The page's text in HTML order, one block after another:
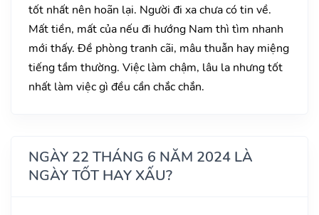
tốt nhất nên hoãn lại. Người đi xa chưa có tin về.
Mất tiền, mất của nếu đi hướng Nam thì tìm nhanh
mới thấy. Đề phòng tranh cãi, mâu thuẫn hay miệng
tiếng tầm thường. Việc làm chậm, lâu la nhưng tốt
nhất làm việc gì đều cần chắc chắn.
NGÀY 22 THÁNG 6 NĂM 2024 LÀ
NGÀY TỐT HAY XẤU?